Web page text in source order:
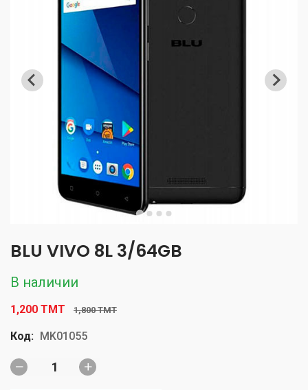
BLU VIVO 8L 3/64GB
В наличии
1,200 TMT 1,800 TMT
Код: MK01055